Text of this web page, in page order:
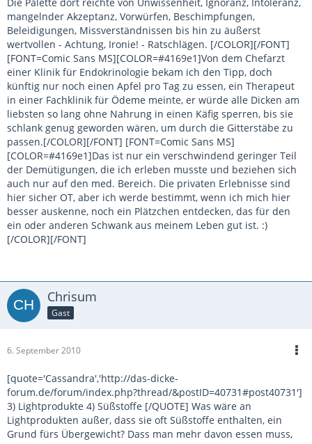
mangelnder Akzeptanz, Vorwürfen, Beschimpfungen,
Beleidigungen, Missverständnissen bis hin zu äußerst
wertvollen - Achtung, Ironie! - Ratschlägen. [/COLOR][/FONT]
[FONT=Comic Sans MS][COLOR=#4169e1]Von dem Chefarzt
einer Klinik für Endokrinologie bekam ich den Tipp, doch
künftig nur noch einen Apfel pro Tag zu essen, ein Therapeut
in einer Fachklinik für Ödeme meinte, er würde alle Dicken am
liebsten so lang ohne Nahrung in einen Käfig sperren, bis sie
schlank genug geworden wären, um durch die Gitterstäbe zu
passen.[/COLOR][/FONT] [FONT=Comic Sans MS]
[COLOR=#4169e1]Das ist nur ein verschwindend geringer Teil
der Demütigungen, die ich erleben musste und beziehen sich
auch nur auf den med. Bereich. Die privaten Erlebnisse sind
hier sicher OT, aber ich werde bestimmt, wenn ich mich hier
besser auskenne, noch ein Plätzchen entdecken, das für den
ein oder anderen Schwank aus meinem Leben gut ist. :)
[/COLOR][/FONT]
Chrisum
Gast
6. September 2010
[quote='Cassandra','http://das-dicke-
forum.de/forum/index.php?thread/&postID=40731#post40731']
3) Lightprodukte 4) Süßstoffe [/QUOTE] Was wäre an
Lightprodukten außer, dass sie oft Süßstoffe enthalten, ein
Grund fürs Übergewicht? Dass man mehr davon essen muss,